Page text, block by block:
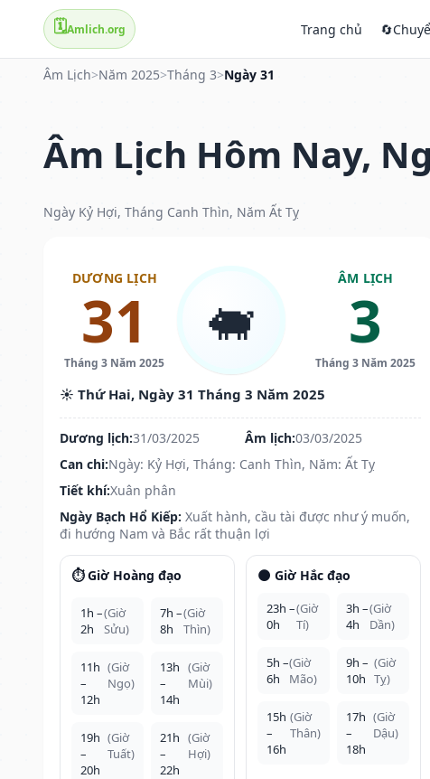
🗓️Amlich.org Trang chủ 🔄
Âm Lịch>Năm 2025>Tháng 3>Ngày 31
Âm Lịch Hôm Nay,
Ngày Kỷ Hợi, Tháng Canh Thìn, Năm Ất Tỵ
DƯƠNG LỊCH
31
Tháng 3 Năm 2025
🐖
ÂM LỊCH
3
Tháng 3 Năm 2025
☀️ Thứ Hai, Ngày 31 Tháng 3 Năm 2025
Dương lịch:31/03/2025 Âm lịch:03/03/2025
Can chi:Ngày: Kỷ Hợi, Tháng: Canh Thìn, Năm: Ất Tỵ
Tiết khí:Xuân phân
Ngày Bạch Hổ Kiếp: Xuất hành, cầu tài được như ý muốn,
đi hướng Nam và Bắc rất thuận lợi
⏱️ Giờ Hoàng đạo
1h –
2h
(Giờ
Sửu)
7h –
8h
(Giờ
Thìn)
11h
–
12h
(Giờ
Ngọ)
13h
–
14h
(Giờ
Mùi)
19h
–
20h
(Giờ
Tuất)
21h
–
22h
(Giờ
Hợi)
🌑 Giờ Hắc đạo
23h –
0h
(Giờ
Tí)
3h –
4h
(Giờ
Dần)
5h –
6h
(Giờ
Mão)
9h –
10h
(Giờ
Tỵ)
15h
–
16h
(Giờ
Thân)
17h
–
18h
(Giờ
Dậu)